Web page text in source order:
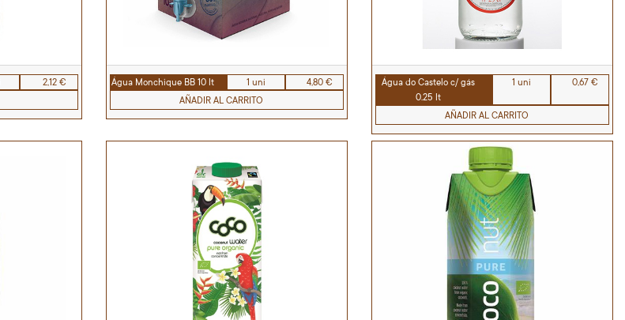
2,12 €
Água Monchique BB 10 lt 1 uni
4,80 €
AÑADIR AL CARRITO
Água do Castelo c/ gás
0.25 lt
1 uni 0,67 €
AÑADIR AL CARRITO